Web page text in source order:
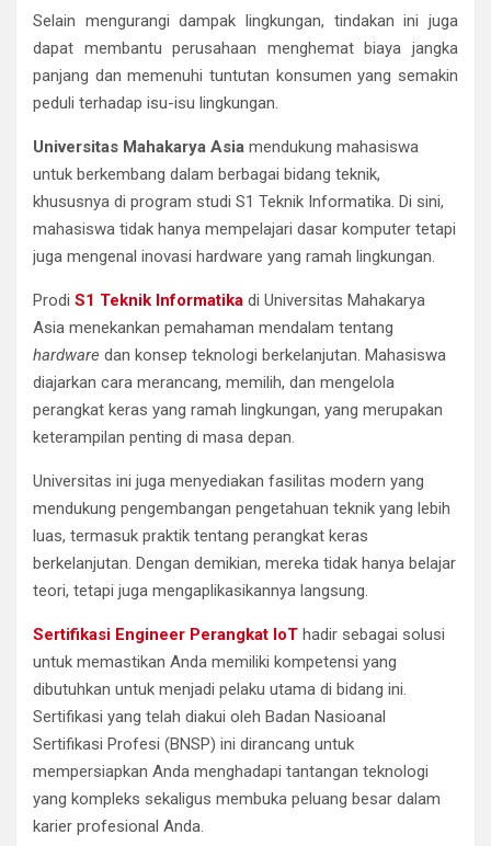
Selain mengurangi dampak lingkungan, tindakan ini juga
dapat membantu perusahaan menghemat biaya jangka
panjang dan memenuhi tuntutan konsumen yang semakin
peduli terhadap isu-isu lingkungan.
Universitas Mahakarya Asia mendukung mahasiswa
untuk berkembang dalam berbagai bidang teknik,
khususnya di program studi S1 Teknik Informatika. Di sini,
mahasiswa tidak hanya mempelajari dasar komputer tetapi
juga mengenal inovasi hardware yang ramah lingkungan.
Prodi S1 Teknik Informatika di Universitas Mahakarya
Asia menekankan pemahaman mendalam tentang
hardware dan konsep teknologi berkelanjutan. Mahasiswa
diajarkan cara merancang, memilih, dan mengelola
perangkat keras yang ramah lingkungan, yang merupakan
keterampilan penting di masa depan.
Universitas ini juga menyediakan fasilitas modern yang
mendukung pengembangan pengetahuan teknik yang lebih
luas, termasuk praktik tentang perangkat keras
berkelanjutan. Dengan demikian, mereka tidak hanya belajar
teori, tetapi juga mengaplikasikannya langsung.
Sertifikasi Engineer Perangkat IoT hadir sebagai solusi
untuk memastikan Anda memiliki kompetensi yang
dibutuhkan untuk menjadi pelaku utama di bidang ini.
Sertifikasi yang telah diakui oleh Badan Nasioanal
Sertifikasi Profesi (BNSP) ini dirancang untuk
mempersiapkan Anda menghadapi tantangan teknologi
yang kompleks sekaligus membuka peluang besar dalam
karier profesional Anda.